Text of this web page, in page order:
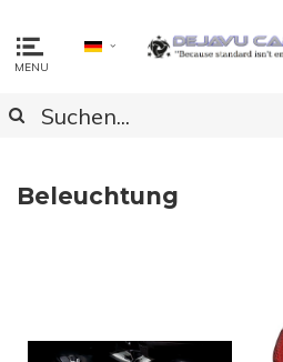
MENU
Beleuchtung